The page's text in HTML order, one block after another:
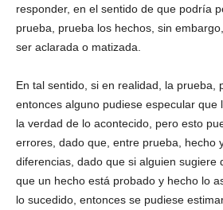
responder, en el sentido de que podría
prueba, prueba los hechos, sin
ser aclarada o matizada.
En tal sentido, si en realidad, la prueba,
entonces alguno pudiese especular que
la verdad de lo acontecido, pero esto
errores, dado que, entre prueba, hecho
diferencias, dado que si alguien sugiere
que un hecho está probado y hecho lo
lo sucedido, entonces se pudiese